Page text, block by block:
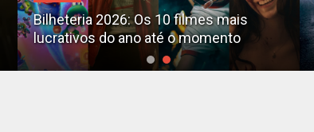
Bilheteria 2026: Os 10 filmes mais
lucrativos do ano até o momento